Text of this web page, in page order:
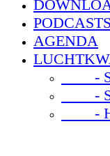
PODCASTS
AGENDA
-
-
-